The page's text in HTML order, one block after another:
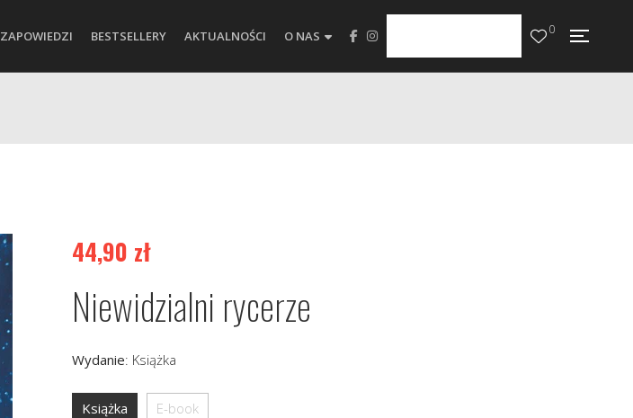
ZAPOWIEDZI BESTSELLERY AKTUALNOŚCI O NAS 0
44,90 zł
Niewidzialni rycerze
Wydanie: Książka
Książka E-book